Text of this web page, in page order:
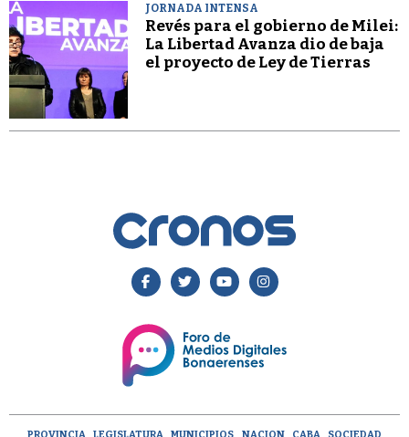
JORNADA INTENSA
Revés para el gobierno de Milei:
La Libertad Avanza dio de baja
el proyecto de Ley de Tierras
PROVINCIA LEGISLATURA MUNICIPIOS NACION CABA SOCIEDAD